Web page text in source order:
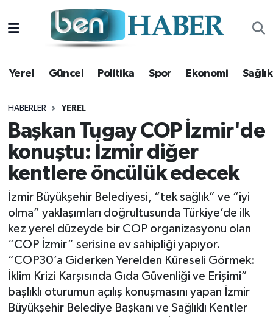
Yerel Güncel Politika Spor Ekonomi Sağlık
HABERLER YEREL
Başkan Tugay COP İzmir'de
konuştu: İzmir diğer
kentlere öncülük edecek
İzmir Büyükşehir Belediyesi, “tek sağlık” ve “iyi
olma” yaklaşımları doğrultusunda Türkiye’de ilk
kez yerel düzeyde bir COP organizasyonu olan
“COP İzmir” serisine ev sahipliği yapıyor.
“COP30’a Giderken Yerelden Küreseli Görmek:
İklim Krizi Karşısında Gıda Güvenliği ve Erişimi”
başlıklı oturumun açılış konuşmasını yapan İzmir
Büyükşehir Belediye Başkanı ve Sağlıklı Kentler
Yerel
Güncel
Politika
Spor
Ekonomi
Sağlık
Magazin
Kültür Sanat
Resmi Reklam
Hava Durumu
Trafik Durumu
Süper Lig Puan Durumu ve Fikstür
Tüm Manşetler
Son Dakika Haberleri
Haber Arşivi